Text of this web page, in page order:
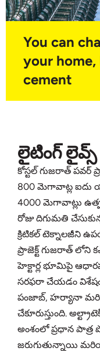
You can
your
cement
లైటింగ్ లైవ్స్
కోస్టల్ గుజరాత్ పవర్
800 మెగావాట్ల ఐదు
4000 మెగావాట్లు
రోజు దిగుమతి
క్రిటికల్ టెక్నాలజీని
ప్రాజెక్ట్ గుజరాత్ లోని
హెక్టార్ల భూమిపై
సరఫరా చేయడం
పంజాబ్, హర్యానా
చేకూరుస్తుంది.
అంశంలో ప్రధాన పాత్ర
జరుగుతున్నాయి